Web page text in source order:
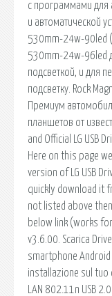
с программами для
и автоматической
530mm-24w-90led
530mm-24w-96led
подсветкой, и для
подсветку. Rock
Премиум
планшетов от
and Official LG USB
Here on this page
version of LG USB
quickly download it
not listed above
below link (works for
v3.6.00. Scarica
smartphone Android
installazione sul tuo
LAN 802.11n USB